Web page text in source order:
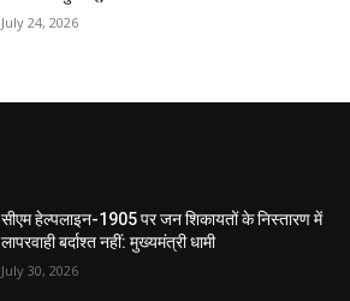
July 24, 2026
सीएम हेल्पलाइन-1905 पर जन शिकायतों के निस्तारण में
लापरवाही बर्दाश्त नहीं: मुख्यमंत्री धामी
July 30, 2026